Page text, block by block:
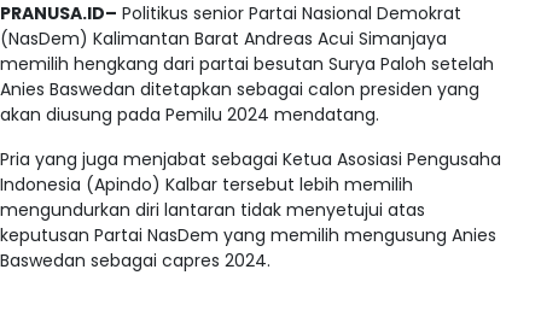
PRANUSA.ID– Politikus senior Partai Nasional Demokrat
(NasDem) Kalimantan Barat Andreas Acui Simanjaya
memilih hengkang dari partai besutan Surya Paloh setelah
Anies Baswedan ditetapkan sebagai calon presiden yang
akan diusung pada Pemilu 2024 mendatang.
Pria yang juga menjabat sebagai Ketua Asosiasi Pengusaha
Indonesia (Apindo) Kalbar tersebut lebih memilih
mengundurkan diri lantaran tidak menyetujui atas
keputusan Partai NasDem yang memilih mengusung Anies
Baswedan sebagai capres 2024.